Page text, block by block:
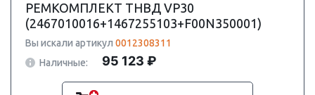
РЕМКОМПЛЕКТ ТНВД VP30
(2467010016+1467255103+F00N350001)
Вы искали артикул 0012308311
Наличные:
95 123 ₽